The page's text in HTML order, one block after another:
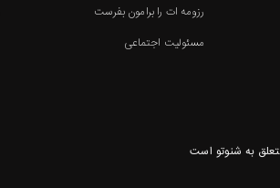
رزومه ات را برامون بفرست
مسئولیت اجتماعی
به شنوتو است